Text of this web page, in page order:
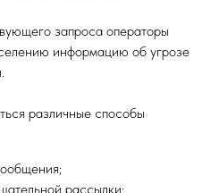
запроса операторы
информацию об угрозе
различные способы
рассылки;